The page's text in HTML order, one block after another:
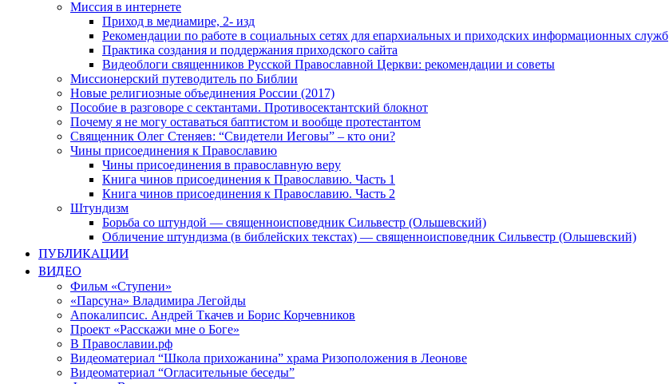
Миссия в интернете
Приход в медиамире, 2- изд
Рекомендации по работе в социальных сетях для епархиальных и приходских информационных служб
Практика создания и поддержания приходского сайта
Видеоблоги священников Русской Православной Церкви: рекомендации и советы
Миссионерский путеводитель по Библии
Новые религиозные объединения России (2017)
Пособие в разговоре с сектантами. Противосектантский блокнот
Почему я не могу оставаться баптистом и вообще протестантом
Священник Олег Стеняев: “Свидетели Иеговы” – кто они?
Чины присоединения к Православию
Чины присоединения в православную веру
Книга чинов присоединения к Православию. Часть 1
Книга чинов присоединения к Православию. Часть 2
Штундизм
Борьба со штундой — священноисповедник Сильвестр (Ольшевский)
Обличение штундизма (в библейских текстах) — священноисповедник Сильвестр (Ольшевский)
ПУБЛИКАЦИИ
ВИДЕО
Фильм «Ступени»
«Парсуна» Владимира Легойды
Апокалипсис. Андрей Ткачев и Борис Корчевников
Проект «Расскажи мне о Боге»
В Православии.рф
Видеоматериал “Школа прихожанина” храма Ризоположения в Леонове
Видеоматериал “Огласительные беседы”